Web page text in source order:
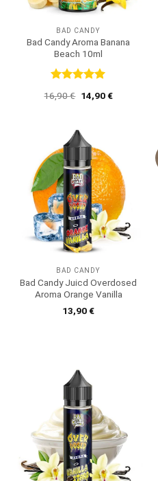
BAD CANDY
Bad Candy Aroma Banana
Beach 10ml
mit 5 von
16,90€ Ursprünglicher
Preis
14,90€Aktueller
BAD CANDY
Bad Candy Juicd Overdosed
Aroma Orange Vanilla
13,90€